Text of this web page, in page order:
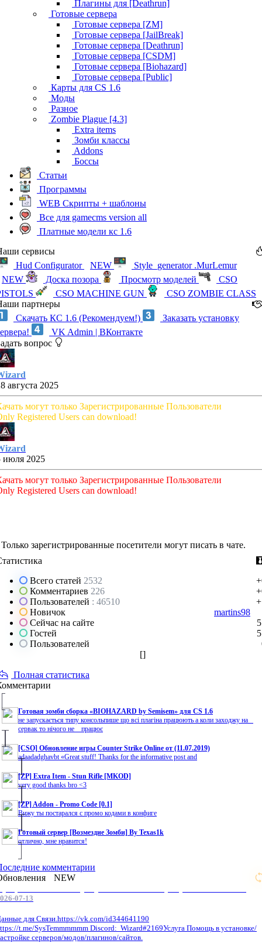
Плагины для [Deathrun]
Готовые сервера
Готовые сервера [ZM]
Готовые сервера [JailBreak]
Готовые сервера [Deathrun]
Готовые сервера [CSDM]
Готовые сервера [Biohazard]
Готовые сервера [Public]
Карты для CS 1.6
Моды
Разное
Zombie Plague [4.3]
Extra items
Зомби классы
Addons
Боссы
Статьи
Программы
WEB Скрипты + шаблоны
Все для gamecms version all
Платные модели кс 1.6
сервисы
Hud Configurator
NEW
Style_generator .MurLemur
NEW
Доска позора Просмотр моделей
CSO
CSO MACHINE GUN
CSO ZOMBIE CLASS
партнеры
Скачать КС 1.6 (Рекомендуем!)
Заказать установку
VK Admin | ВКонтакте
вопрос
августа 2025
могут только Зарегистрированные Пользователи
Registered Users can download!
июля 2025
могут только Зарегистрированные Пользователи
Registered Users can download!
Только зарегистрированные посетители могут писать в чате.
Всего статей 2532
Комментариев 226
Пользователей : 46510
Новичок
martins98
Сейчас на сайте
Гостей
Пользователей
[]
Полная статистика
Готовая зомби сборка «BIOHAZARD by Semisem» для CS 1.6
не запускається типу консольпише що всі плагіна працюють а коли заходжу на
сервак то нічого не працює
[CSO] Обновление игры Counter Strike Online от (11.07.2019)
adaadadghavbt «Great stuff! Thanks for the informative post and
[ZP] Extra Item - Stun Rifle [MKOD]
very good thanks bro <3
[ZP] Addon - Promo Code [0.1]
Вижу ты постарался с промо кодами в конфиге
Готовый сервер [Возмездие Зомби] By Texas1k
отлично, мне нравится!
комментарии
NEW
07-13
для Связи.https://vk.com/id344641190
t.me/SysTemmmmmm Discord: Wizard#2169Услуга Помощь в установке/
серверов/модов/плагинов/сайтов.